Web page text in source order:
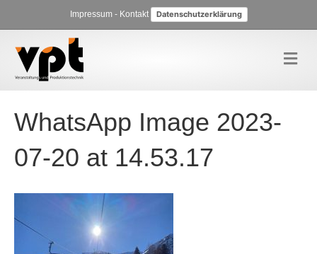
Impressum- Kontakt Datenschutzerklärung
N
a
WhatsApp Image 2023-
07-20 at 14.53.17